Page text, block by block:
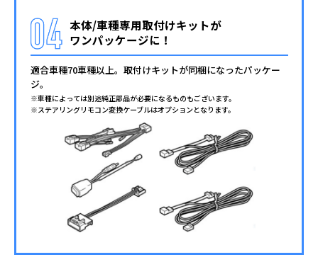
本体/車種専用取付けキットが
ワンパッケージに！
適合車種70車種以上。取付けキットが同梱になったパッケー
ジ。
※車種によっては別途純正部品が必要になるものもございます。
※ステアリングリモコン変換ケーブルはオプションとなります。